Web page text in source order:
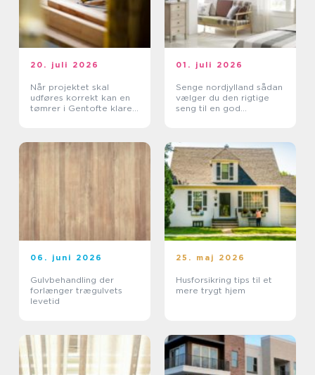
20. juli 2026
Når projektet skal
udføres korrekt kan en
tømrer i Gentofte klare
01. juli 2026
Senge nordjylland sådan
vælger du den rigtige
seng til en god
06. juni 2026
Gulvbehandling der
forlænger trægulvets
levetid
25. maj 2026
Husforsikring tips til et
mere trygt hjem